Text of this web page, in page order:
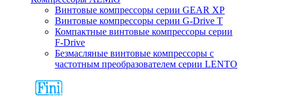
Винтовые компрессоры серии GEAR XP
Винтовые компрессоры серии G-Drive T
Компактные винтовые компрессоры серии
F-Drive
Безмасляные винтовые компрессоры с
частотным преобразователем серии LENTO